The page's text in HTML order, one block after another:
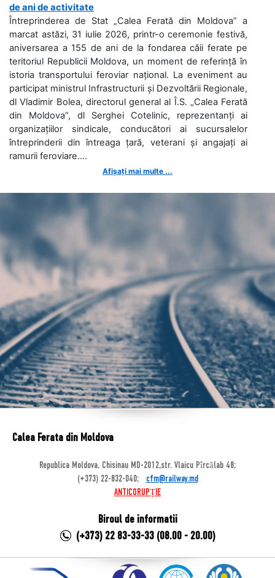
de ani de activitate
Întreprinderea de Stat „Calea Ferată din Moldova” a
marcat astăzi, 31 iulie 2026, printr-o ceremonie festivă,
aniversarea a 155 de ani de la fondarea căii ferate pe
teritoriul Republicii Moldova, un moment de referință în
istoria transportului feroviar național. La eveniment au
participat ministrul Infrastructurii și Dezvoltării Regionale,
dl Vladimir Bolea, directorul general al Î.S. „Calea Ferată
din Moldova”, dl Serghei Cotelinic, reprezentanți ai
organizațiilor sindicale, conducători ai sucursalelor
întreprinderii din întreaga țară, veterani și angajați ai
ramurii feroviare....
Afișați mai multe ...
Calea Ferata din Moldova
Republica Moldova, Chisinau MD-2012,str. Vlaicu Pîrcălab 48;
(+373) 22-832-040;
cfm@railway.md
ANTICORUPȚIE
Biroul de informatii
(+373) 22 83-33-33 (08.00 - 20.00)